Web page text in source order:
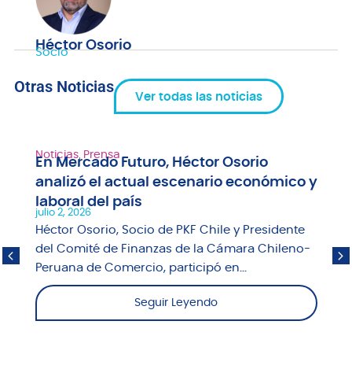
Héctor Osorio
Socio
Otras Noticias
Ver todas las noticias
Noticias, Prensa
En Mercado Futuro, Héctor Osorio
analizó el actual escenario económico y
laboral del país
julio 2, 2026
Héctor Osorio, Socio de PKF Chile y Presidente
del Comité de Finanzas de la Cámara Chileno-
Peruana de Comercio, participó en...
Seguir Leyendo